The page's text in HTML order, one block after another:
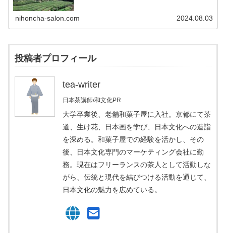
nihoncha-salon.com 2024.08.03
投稿者プロフィール
tea-writer
日本茶講師/和文化PR
大学卒業後、老舗和菓子屋に入社。京都にて茶
道、生け花、日本画を学び、日本文化への造詣
を深める。和菓子屋での経験を活かし、その
後、日本文化専門のマーケティング会社に勤
務。現在はフリーランスの茶人として活動しな
がら、伝統と現代を結びつける活動を通じて、
日本文化の魅力を広めている。